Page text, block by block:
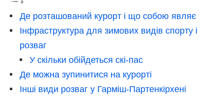
Де розташований курорт і що собою являє
Інфраструктура для зимових видів спорту і
розваг
У скільки обійдеться скі-пас
Де можна зупинитися на курорті
Інші види розваг у Гарміш-Партенкірхені